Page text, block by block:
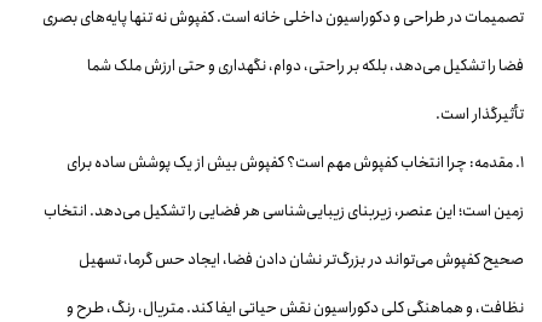
تصمیمات در طراحی و دکوراسیون داخلی خانه است. کفپوش نه تنها پایه‌های بصری
فضا را تشکیل می‌دهد، بلکه بر راحتی، دوام، نگهداری و حتی ارزش ملک شما
تأثیرگذار است.
۱. مقدمه: چرا انتخاب کفپوش مهم است؟ کفپوش بیش از یک پوشش ساده برای
زمین است؛ این عنصر، زیربنای زیبایی‌شناسی هر فضایی را تشکیل می‌دهد. انتخاب
صحیح کفپوش می‌تواند در بزرگ‌تر نشان دادن فضا، ایجاد حس گرما، تسهیل
نظافت، و هماهنگی کلی دکوراسیون نقش حیاتی ایفا کند. متریال، رنگ، طرح و